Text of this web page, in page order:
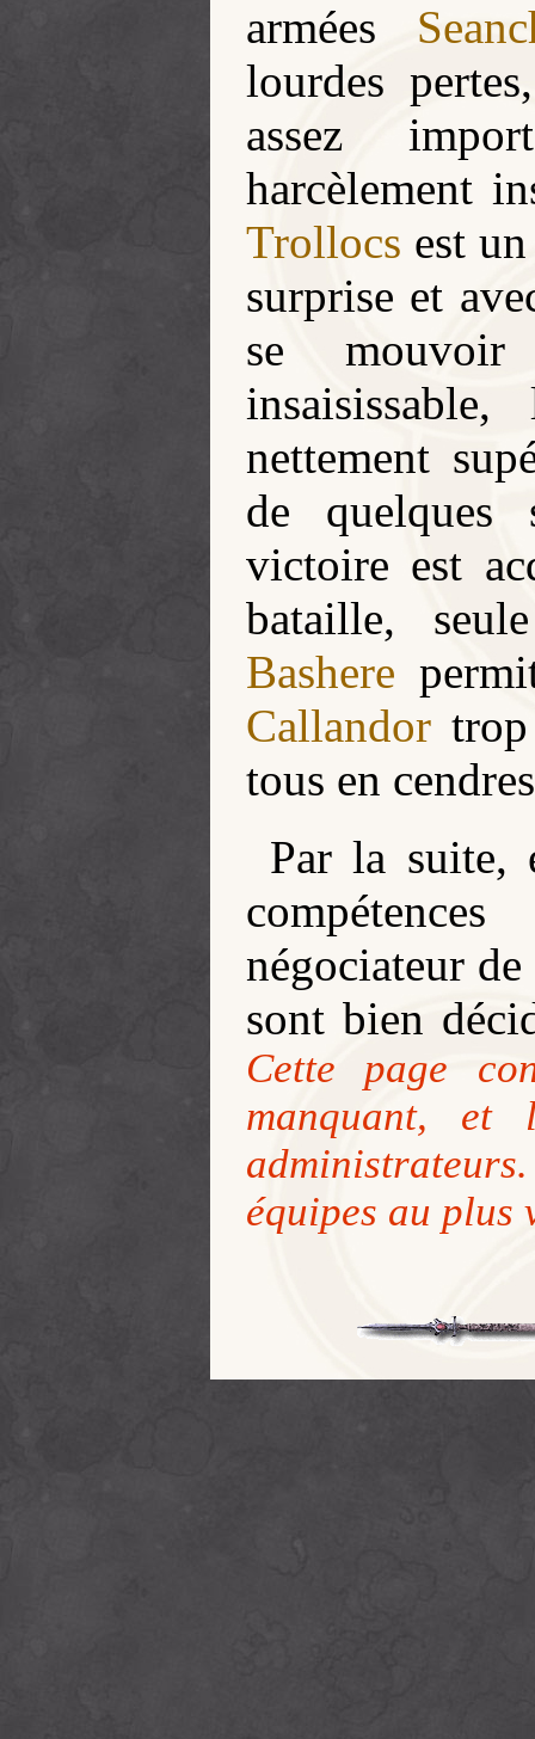
armées
lourdes
assez
harcèlement
Trollocs est
surprise et
se
nettement
de quelques
victoire est
bataille,
Bashere
Callandortrop
tous en
Par la suite,
négociateur
sont bien
Cette page
manquant,
équipes au plus